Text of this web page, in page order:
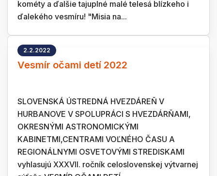
kométy a ďalšie tajuplné malé telesá blízkeho i
ďalekého vesmíru! "Misia na...
2.2.2022
Vesmír očami detí 2022
SLOVENSKÁ ÚSTREDNÁ HVEZDÁREŇ V
HURBANOVE V SPOLUPRÁCI S HVEZDÁRŇAMI,
OKRESNÝMI ASTRONOMICKÝMI
KABINETMI,CENTRAMI VOĽNÉHO ČASU A
REGIONÁLNYMI OSVETOVÝMI STREDISKAMI
vyhlasujú XXXVII. ročník celoslovenskej výtvarnej